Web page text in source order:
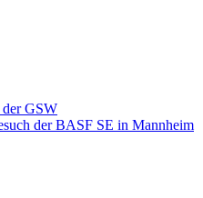
der GSW
der BASF SE in Mannheim